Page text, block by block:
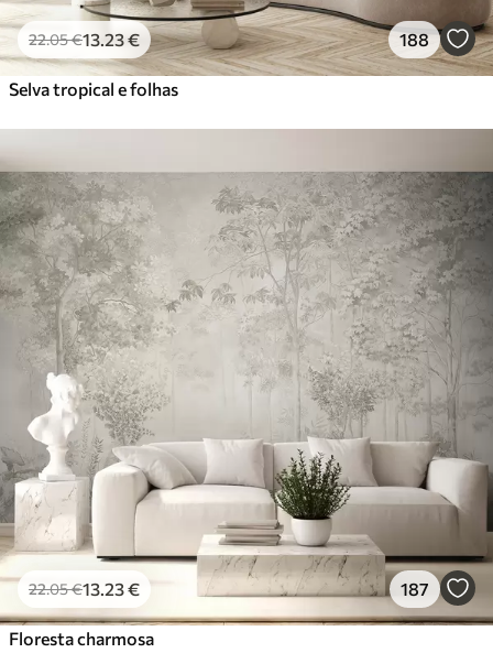
22.05€13 .23€ 188
Selva tropical e folhas
22.05€13 .23€ 187
Floresta charmosa